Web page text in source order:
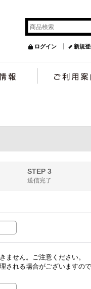
ログイン 新規
STEP 3
送信完了
ません。ご注意ください。
される場合がございますの